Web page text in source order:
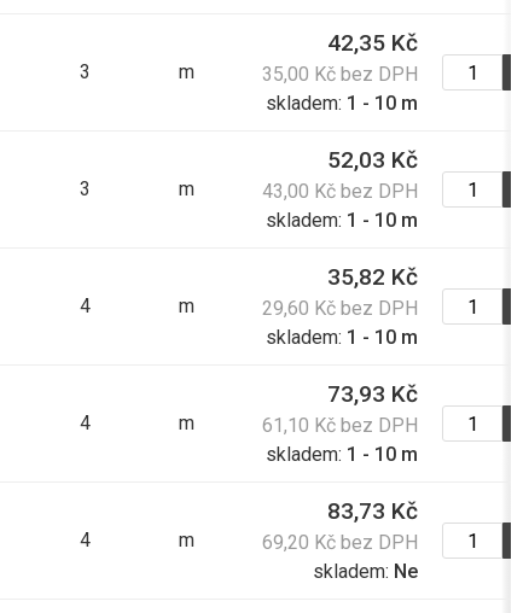
73,20 Kč
134,20 Kč
162,38 Kč s DPH
115,60 Kč
139,88 Kč s DPH
80,00 Kč
96,80 Kč s DPH
80,30 Kč
97,16 Kč s DPH
3 m
42,35 Kč
35,00 Kč bez DPH
skladem: 1 - 10 m
3 m
52,03 Kč
43,00 Kč bez DPH
skladem: 1 - 10 m
4 m
35,82 Kč
29,60 Kč bez DPH
skladem: 1 - 10 m
4 m
73,93 Kč
61,10 Kč bez DPH
skladem: 1 - 10 m
4 m
83,73 Kč
69,20 Kč bez DPH
skladem: Ne